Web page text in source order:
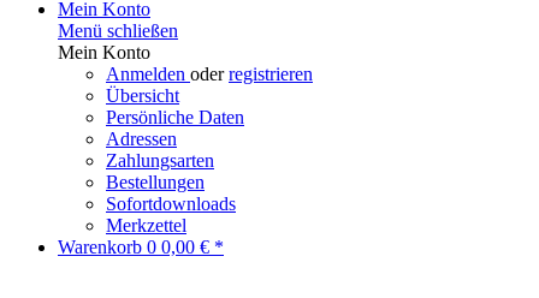
Mein Konto
Menü schließen
Mein Konto
Anmelden oderregistrieren
Übersicht
Persönliche Daten
Adressen
Zahlungsarten
Bestellungen
Sofortdownloads
Merkzettel
Warenkorb 0 0,00 € *